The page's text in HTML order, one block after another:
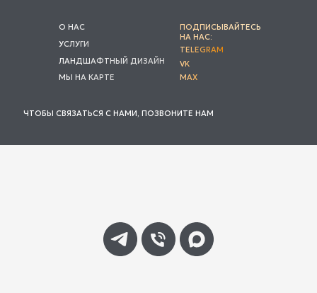
ПОДПИСЫВАЙТЕСЬ
НА НАС:
VK
MAX
TELEGRAM
МЫ НА КАРТЕ
ЛАНДШАФТНЫЙ ДИЗАЙН
УСЛУГИ
О НАС
ЧТОБЫ СВЯЗАТЬСЯ С НАМИ, ПОЗВОНИТЕ НАМ